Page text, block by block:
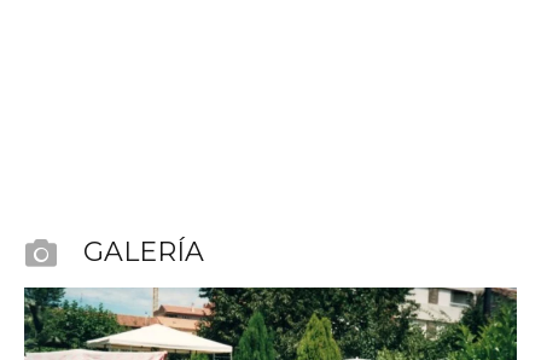
GALERÍA